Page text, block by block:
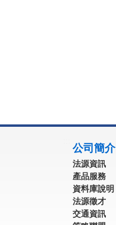
公司簡介
法源資訊
產品服務
資料庫說明
法源徵才
交通資訊